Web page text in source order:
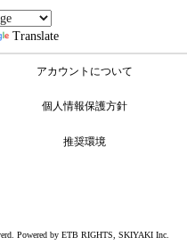
Translate
アカウントについて
個人情報保護方針
推奨環境
Powered by ETB RIGHTS, SKIYAKI Inc.